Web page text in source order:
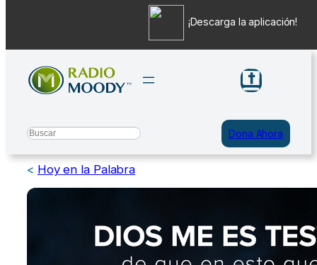
contenido
Search Dona Ahora
< Hoy en la Palabra
¡Descarga la aplicación!